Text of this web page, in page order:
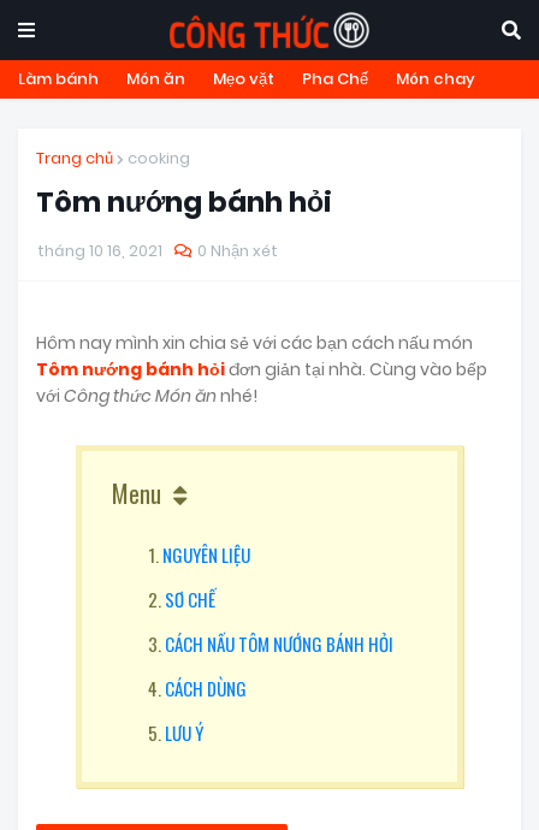
Làm bánh Món ăn Mẹo vặt Pha Chế Món chay
Trang chủ cooking
Tôm nướng bánh hỏi
tháng 10 16, 2021 0 Nhận xét
Hôm nay mình xin chia sẻ với các bạn cách nấu món
Tôm nướng bánh hỏiđơn giản tại nhà. Cùng vào bếp
với Công thức Món ănnhé!
Menu
NGUYÊN LIỆU
SƠ CHẾ
CÁCH NẤU TÔM NƯỚNG BÁNH HỎI
CÁCH DÙNG
LƯU Ý